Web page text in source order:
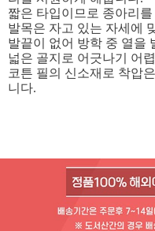
짧은 타입이므로 종아리
발목은 자고 있는 자세에
발끝이 없어 방학 중 열을
넓은 골지로 어긋나기 어
코튼 필의 신소재로 착압
니다.